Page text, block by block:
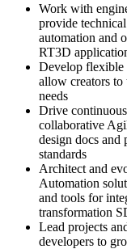
Work with
provide
automation and
RT3D
Develop flexible
allow creators
needs
Drive
collaborative
design docs and
standards
Architect and
Automation
and tools for
transformation
Lead projects
developers to